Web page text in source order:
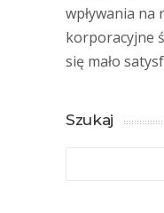
wpływania na
korporacyjne
się mało
Szukaj